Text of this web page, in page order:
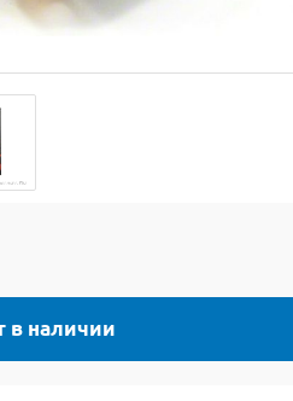
в наличии